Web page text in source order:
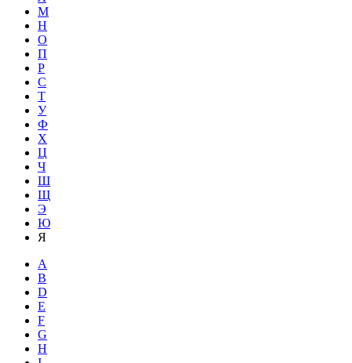
М
Н
О
П
Р
С
Т
У
Ф
Х
Ц
Ч
Ш
Щ
Э
Ю
Я
A
B
D
E
F
G
H